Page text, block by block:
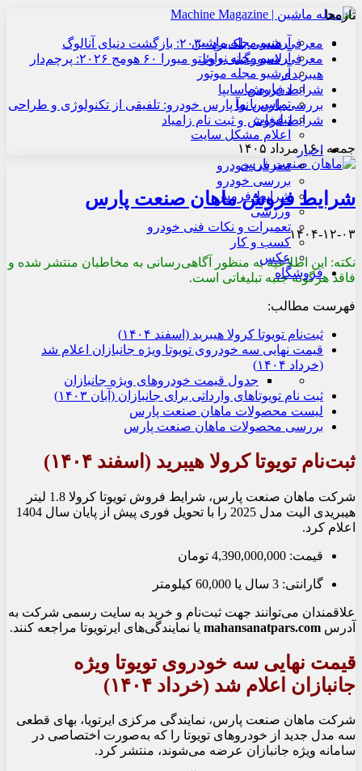
آرشیو مجله ماشین
آرشیو مجله نوآور
آرشیو مجله موتور
درباره ما
تماس با ما
تبلیغات
اعلام مشکل سایت
اخبار
معرفی خودرو
بررسی خودرو
شرایط فروش
ورزشی
تعمیرات و نکات فنی خودرو
کسب و کار
عکس
فروشگاه
تازه‌ها
معرفی هنسی بلک‌برد ۲۰۳۰: بازگشت دنیای آنالوگ
معرفی لامبورگینی روئلتو میورا ۶۰ هومج ۲۰۲۶: پرچم‌دار
هیبریدی
شرایط فروش سایپا
بررسی پارس نوآ پارس خودرو: تلفیقی از تکنولوژی و طراحی
شرایط فروش و ثبت نام زامیاد
جمعه , ۱۶ مرداد ۱۴۰۵
شرایط فروش ماهان صنعت پارس
۱۴۰۴-۱۲-۰۳
نکته: این اطلاعیه به منظور آگاهی‌رسانی به مخاطبان منتشر شده و
فاقد هرگونه جنبه تبلیغاتی است.
فهرست مطالب:
ثبت‌نام تویوتا کرولا هیبرید (اسفند ۱۴۰۴)
قیمت نهایی سه خودروی تویوتا ویژه جانبازان اعلام شد
(خرداد ۱۴۰۴)
جدول قیمت خودروهای ویژه جانبازان
ثبت نام تویوتاهای وارداتی برای جانبازان (آبان ۱۴۰۳)
لیست محصولات ماهان صنعت پارس
بررسی محصولات ماهان صنعت پارس
ثبت‌نام تویوتا کرولا هیبرید (اسفند ۱۴۰۴)
شرکت ماهان صنعت پارس، شرایط فروش تویوتا کرولا 1.8 لیتر
هیبریدی الیت مدل 2025 را با تحویل فوری پیش از پایان سال 1404
اعلام کرد.
قیمت: 4,390,000,000 تومان
گارانتی: 3 سال یا 60,000 کیلومتر
علاقمندان می‌توانند جهت ثبت‌نام و خرید به سایت رسمی شرکت به
آدرس mahansanatpars.com یا نمایندگی‌های ایرتویوتا مراجعه کنند.
قیمت نهایی سه خودروی تویوتا ویژه
جانبازان اعلام شد (خرداد ۱۴۰۴)
شرکت ماهان صنعت پارس، نمایندگی مرکزی ایرتویا، بهای قطعی
سه مدل جدید از خودروهای تویوتا را که به‌صورت اختصاصی در
سامانه ویژه جانبازان عرضه می‌شوند، منتشر کرد.